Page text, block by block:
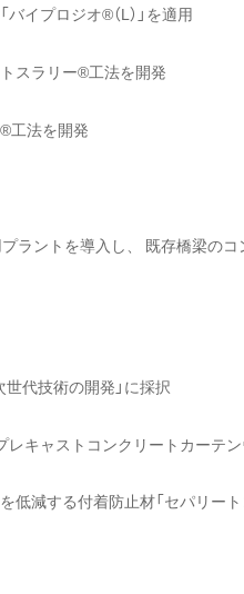
イプロジオ®（L）」を適用
スラリー®工法を開発
工法を開発
ラントを導入し、 既存橋梁の
代技術の開発」に採択
レキャストコンクリートカーテ
減する付着防止材「セパリー